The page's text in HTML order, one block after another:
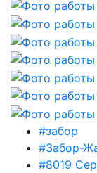
#забор
#Забор-
#8019